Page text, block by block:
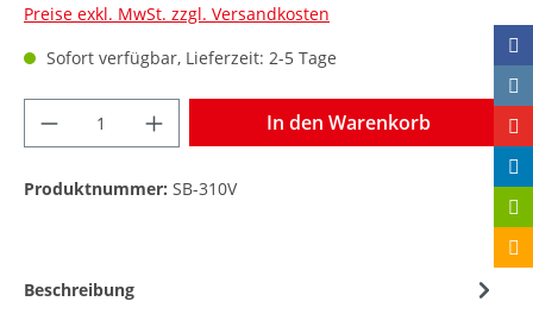
Preise exkl. MwSt. zzgl. Versandkosten
Sofort verfügbar, Lieferzeit: 2-5 Tage
In den Warenkorb
Produktnummer: SB-310V
Beschreibung